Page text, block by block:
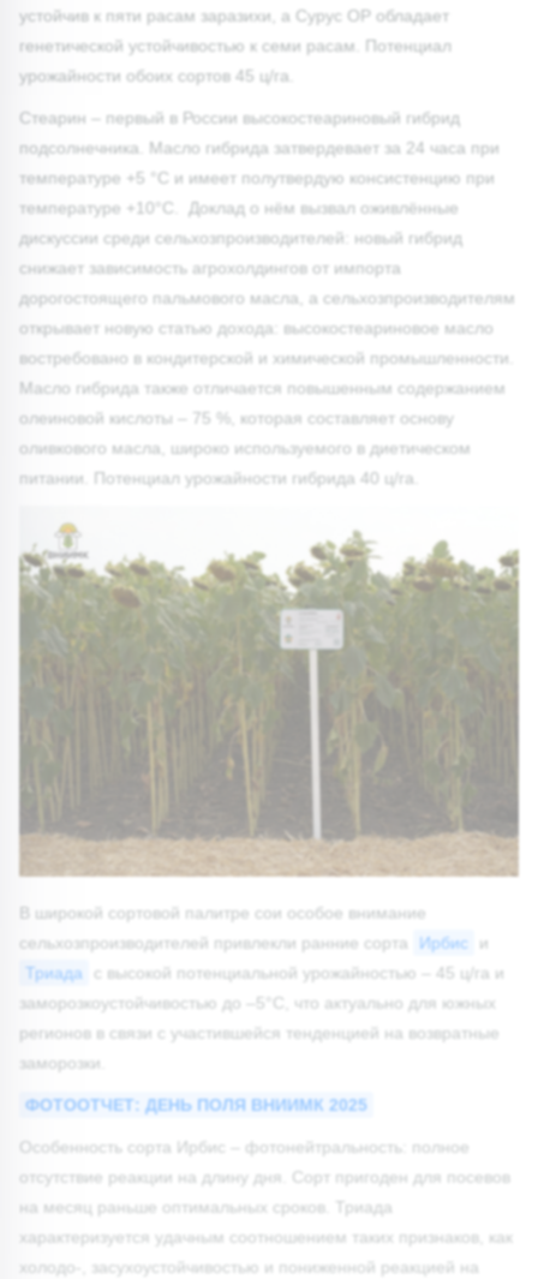
устойчив к пяти расам заразихи, а Сурус ОР обладает
генетической устойчивостью к семи расам. Потенциал
урожайности обоих сортов 45 ц/га.
Стеарин – первый в России высокостеариновый гибрид
подсолнечника. Масло гибрида затвердевает за 24 часа при
температуре +5 °С и имеет полутвердую консистенцию при
температуре +10°С. Доклад о нём вызвал оживлённые
дискуссии среди сельхозпроизводителей: новый гибрид
снижает зависимость агрохолдингов от импорта
дорогостоящего пальмового масла, а сельхозпроизводителям
открывает новую статью дохода: высокостеариновое масло
востребовано в кондитерской и химической промышленности.
Масло гибрида также отличается повышенным содержанием
олеиновой кислоты – 75 %, которая составляет основу
оливкового масла, широко используемого в диетическом
питании. Потенциал урожайности гибрида 40 ц/га.
В широкой сортовой палитре сои особое внимание
сельхозпроизводителей привлекли ранние сорта
Ирбис
и
Триада
с высокой потенциальной урожайностью – 45 ц/га и
заморозкоустойчивостью до –5°С, что актуально для южных
регионов в связи с участившейся тенденцией на возвратные
заморозки.
ФОТООТЧЕТ: ДЕНЬ ПОЛЯ ВНИИМК 2025
Особенность сорта Ирбис – фотонейтральность: полное
отсутствие реакции на длину дня. Сорт пригоден для посевов
на месяц раньше оптимальных сроков. Триада
характеризуется удачным соотношением таких признаков, как
холодо-, засухоустойчивостью и пониженной реакцией на